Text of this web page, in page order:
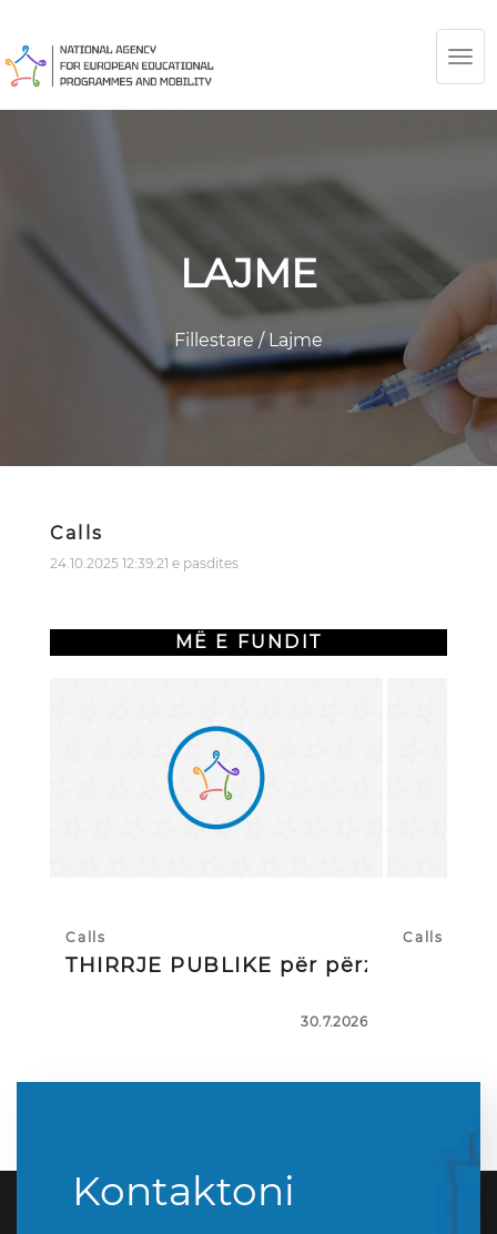
LAJME
Fillestare/Lajme
Calls
24.10.2025 12:39:21 e pasdites
MË E FUNDIT
Calls
THIRRJE PUBLIKE për përzgjedhj
30.7.2026
Calls
Kontaktoni